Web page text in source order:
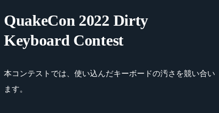
QuakeCon 2022 Dirty
Keyboard Contest
本コンテストでは、使い込んだキーボードの汚さを競い合い
ます。